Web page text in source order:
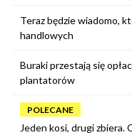
Teraz będzie wiadomo,
handlowych
Buraki przestają się
plantatorów
POLECANE
Jeden kosi, drugi zbiera.